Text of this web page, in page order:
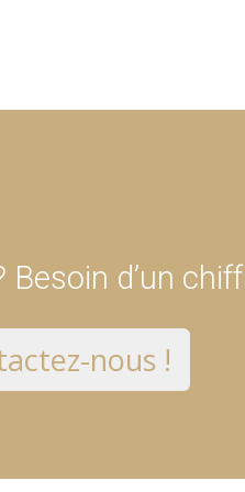
d’un
nous !